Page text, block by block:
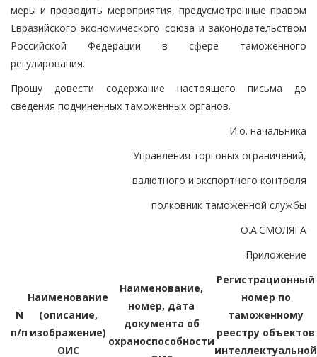
меры и проводить мероприятия, предусмотренные правом
Евразийского экономического союза и законодательством
Российской Федерации в сфере таможенного
регулирования.
Прошу довести содержание настоящего письма до
сведения подчиненных таможенных органов.
И.о. начальника
Управления торговых ограничений,
валютного и экспортного контроля
полковник таможенной службы
О.А.СМОЛЯГА
Приложение
N
п/п
Наименование
(описание,
изображение)
ОИС
Наименование,
номер, дата
документа об
охраноспособности
Регистрационный
номер по
таможенному
реестру объектов
интеллектуальной